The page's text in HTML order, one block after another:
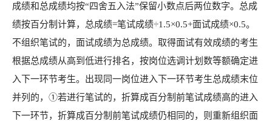
成绩和总成绩均按“四舍五入法”保留小数点后两位数字。总成
绩按百分制计算，总成绩=笔试成绩÷1.5×0.5+面试成绩×0.5。
不组织笔试的，面试成绩为总成绩。取得面试有效成绩的考生
根据总成绩从高到低进行排名，按岗位选调计划数等额确定进
入下一环节考生。出现同一岗位进入下一环节考生总成绩末位
并列的，①若进行笔试的，折算成百分制前笔试成绩高的进入
下一环节，折算成百分制前笔试成绩仍相同的，则重新组织面